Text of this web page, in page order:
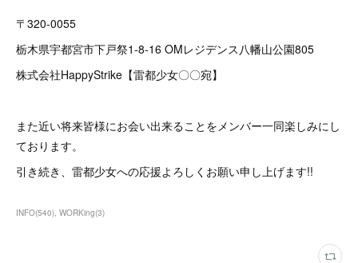
〒320-0055
栃木県宇都宮市下戸祭1-8-16 OMレジデンス八幡山公園805
株式会社HappyStrike【雷都少女〇〇宛】
また近い将来皆様にお会い出来ることをメンバー一同楽しみにし
ております。
引き続き、雷都少女への応援よろしくお願い申し上げます!!
INFO(540) WORKing(3)